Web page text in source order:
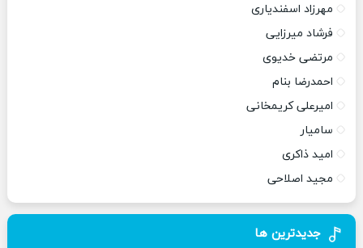
مهرزاد اسفندیاری
فرشاد میرزایی
مرتضی خدیوی
احمدرضا بنام
امیرعلی کریمخانی
سامیار
امید ذاکری
مجید اصلاحی
جدیدترین ها